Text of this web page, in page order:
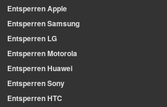
Entsperren Apple
Entsperren Samsung
Entsperren LG
Entsperren Motorola
Entsperren Huawei
Entsperren Sony
Entsperren HTC